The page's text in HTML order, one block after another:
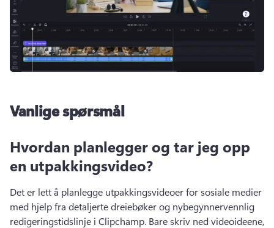
Vanlige spørsmål
Hvordan planlegger og tar jeg opp
en utpakkingsvideo?
Det er lett å planlegge utpakkingsvideoer for sosiale medier
med hjelp fra detaljerte dreiebøker og nybegynnervennlig
redigeringstidslinje i Clipchamp. Bare skriv ned videoideene,